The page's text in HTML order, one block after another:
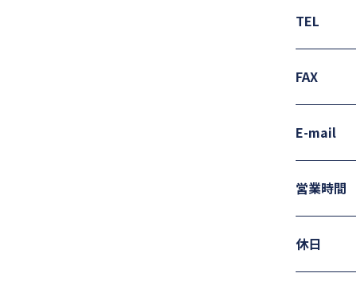
TEL
FAX
E-mail
営業時間
休日